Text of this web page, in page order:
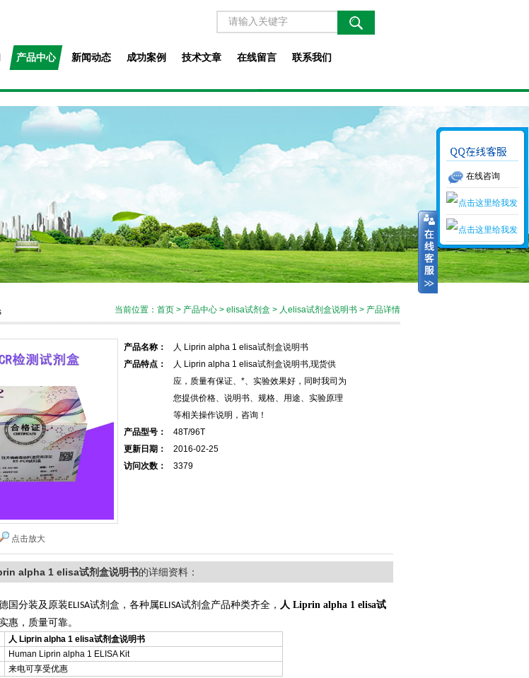
产品中心 新闻动态 成功案例 技术文章 在线留言 联系我们
当前位置： 首页 > 产品中心 > elisa试剂盒 > 人elisa试剂盒说明书 > 产品详情
点击放大
产品名称：
人 Liprin alpha 1 elisa试剂盒说明书
产品特点：
人 Liprin alpha 1 elisa试剂盒说明书,现货供
应，质量有保证、*、实验效果好，同时我司为
您提供价格、说明书、规格、用途、实验原理
等相关操作说明，咨询！
产品型号：
48T/96T
更新日期：
2016-02-25
访问次数：
3379
alpha 1 elisa试剂盒说明书的详细资料：
国分装及原装ELISA试剂盒，各种属ELISA试剂盒产品种类齐全， 人 Liprin alpha 1 elisa试
惠，质量可靠。
人 Liprin alpha 1 elisa试剂盒说明书
Human Liprin alpha 1 ELISA Kit
来电可享受优惠
在线咨询